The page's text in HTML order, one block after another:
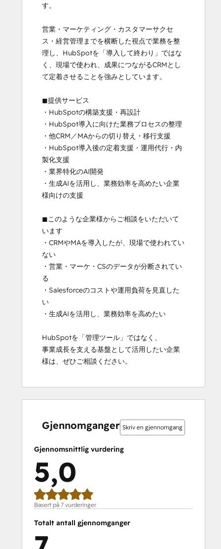
す。
営業・マーケティング・カスタマーサクセ
ス・経営管理までを横断した視点で業務を整
理し、HubSpotを「導入して終わり」ではな
く、現場で使われ、成果につながるCRMとし
て定着させることを強みとしています。
◼︎提供サービス
・HubSpotの構築支援・再設計
・HubSpot導入に向けた業務プロセスの整理
・他CRM／MAからの切り替え・移行支援
・HubSpot導入後の定着支援・運用代行・内
製化支援
・業界特化のAI開発
・生成AIを活用し、業務効率を高めたい企業
様向けの支援
◼︎このような企業様からご相談をいただいて
います
・CRMやMAを導入したが、現場で使われてい
ない
・営業・マーケ・CSのデータが分断されてい
る
・Salesforceのコストや運用負荷を見直した
い
・生成AIを活用し、業務効率を高めたい
HubSpotを「管理ツール」ではなく、
事業成長を支える基盤として活用したい企業
様は、ぜひご相談ください。
Gjennomganger Skriv en gjennomgang
Gjennomsnittlig vurdering
5,0
Basert på 7 vurderinger
Totalt antall gjennomganger